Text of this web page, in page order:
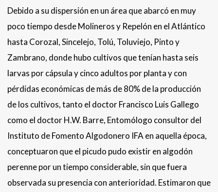
Debido a su dispersión en un área que abarcó en muy
poco tiempo desde Molineros y Repelón en el Atlántico
hasta Corozal, Sincelejo, Tolú, Toluviejo, Pinto y
Zambrano, donde hubo cultivos que tenían hasta seis
larvas por cápsula y cinco adultos por planta y con
pérdidas económicas de más de 80% de la producción
de los cultivos, tanto el doctor Francisco Luis Gallego
como el doctor H.W. Barre, Entomólogo consultor del
Instituto de Fomento Algodonero IFA en aquella época,
conceptuaron que el picudo pudo existir en algodón
perenne por un tiempo considerable, sin que fuera
observada su presencia con anterioridad. Estimaron que